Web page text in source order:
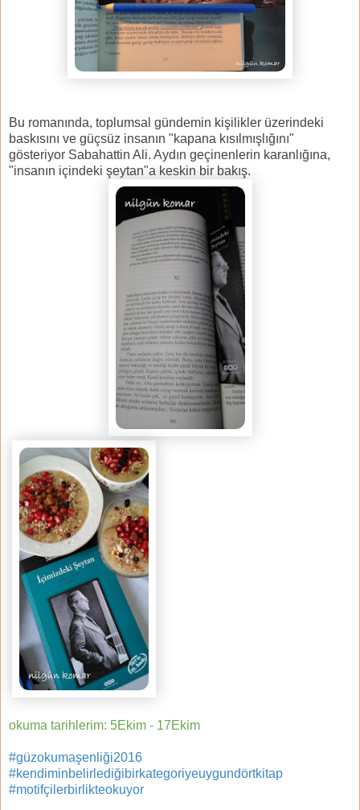
Bu romanında, toplumsal gündemin kişilikler üzerindeki
baskısını ve güçsüz insanın "kapana kısılmışlığını"
gösteriyor Sabahattin Ali. Aydın geçinenlerin karanlığına,
"insanın içindeki şeytan"a keskin bir bakış.
okuma tarihlerim: 5Ekim - 17Ekim
#güzokumaşenliği2016
#kendiminbelirlediğibirkategoriyeuygundörtkitap
#motifçilerbirlikteokuyor